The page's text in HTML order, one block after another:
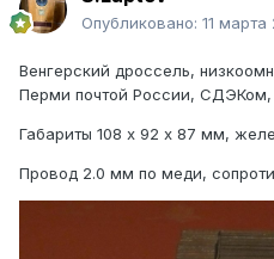
Опубликовано: 11 марта
Венгерский дроссель,
Перми почтой России, СДЭКом,
Габариты 108 х 92 х 87 мм,
Провод 2.0 мм по меди,